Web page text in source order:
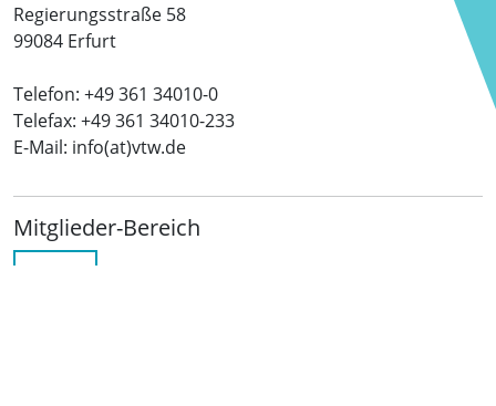
Regierungsstraße 58
99084 Erfurt
Telefon: +49 361 34010-0
Telefax: +49 361 34010-233
E-Mail: info(at)vtw.de
Mitglieder-Bereich